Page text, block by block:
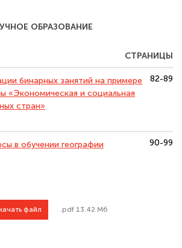
файл .pdf 13.42 Мб
ОБРАЗОВАНИЕ
СТРАНИЦЫ
бинарных занятий на примере
«Экономическая и социальная
стран»
82-89
в обучении географии
90-99